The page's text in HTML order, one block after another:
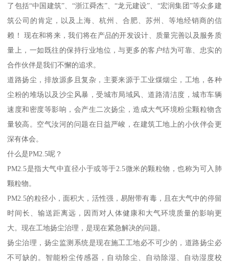
了包括“中国建筑”、“浙江舜杰”、“龙元建设”、“宏润集团”等众多建
筑公司的肯定，以及上海、杭州、合肥、苏州、等地经销商的信
赖！ 现在和将来，我们将在产品的开发设计、质量完善以及服务质
量上，一如既往的保持行业地位，与更多的客户结为可靠、忠实的
合作伙伴是我们不懈的追求。
道路扬尘，排放源多且复杂，主要来源于工业煤烟尘，工地，各种
尘粉的堆场以及沙尘风暴，受城市局域风、道路清洁度，城市车辆
速度和密度等影响，会产生二次扬尘，造成大气环境粉尘颗粒物含
量较高。空气汝河的问题在日益严峻，在建筑工地上的小伙伴会更
深有体会。
什么是PM2.5呢？
PM2.5是指大气中直径小于或等于2.5微米的颗粒物，也称为可入肺
颗粒物。
PM2.5的粒径小，面积大，活性强，易附带有毒，且在大气中的停留
时间长、输送距离远，因而对人体健康和大气环境质量的影响更
大。现在工地扬尘治理，是现在紧急解决的问题。
扬尘治理，扬尘监测系统是现在施工工地必不可少的，道路扬尘必
不可缺的。智能粉尘传感器，自动除尘、自动除湿、自动湿度校